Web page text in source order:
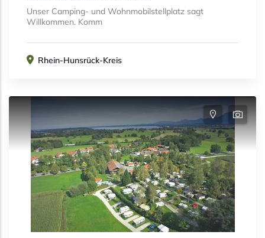
Unser Camping- und Wohnmobilstellplatz sagt
Willkommen. Komm
Rhein-Hunsrück-Kreis